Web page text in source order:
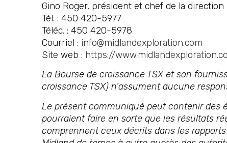
Gino Roger, président et chef de la direction
Tél. : 450 420-5977
Téléc. : 450 420-5978
Courriel : info@midlandexploration.com
Site web : https://
La Bourse de croissance TSX et son
croissance TSX) n’assument aucune
Le présent communiqué peut contenir des
pourraient faire en sorte que les résultats
comprennent ceux décrits dans les